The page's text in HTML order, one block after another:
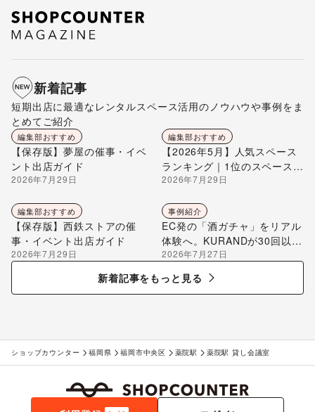
新着記事
短期出店に最適なレンタルスペース活用のノウハウや事例をま
とめてご紹介
編集部おすすめ
【保存版】夢屋の催事・イベ
ント出店ガイド
2026年7月29日
編集部おすすめ
【2026年5月】人気スペース
ランキング｜1位のスペースを
編集部が解説
2026年7月29日
編集部おすすめ
【保存版】西鉄ストアの催
事・イベント出店ガイド
2026年7月29日
事例紹介
EC発の「酒ガチャ」をリアル
体験へ。KURANDが30回以上
のポップアップ出店で届け
る“新しいお酒との出会い”
2026年7月27日
新着記事をもっと見る
ショップカウンター 福岡県 福岡市中央区 薬院駅 薬院駅 貸し会議室